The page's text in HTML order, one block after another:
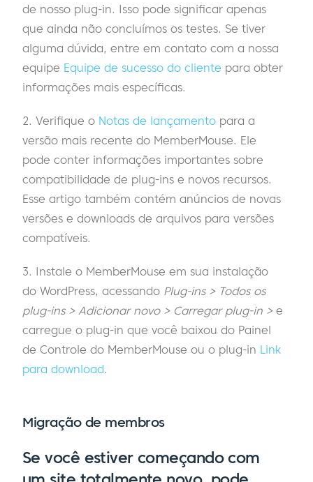
de nosso plug-in. Isso pode significar apenas
que ainda não concluímos os testes. Se tiver
alguma dúvida, entre em contato com a nossa
equipe Equipe de sucesso do cliente para obter
informações mais específicas.
2. Verifique o Notas de lançamento para a
versão mais recente do MemberMouse. Ele
pode conter informações importantes sobre
compatibilidade de plug-ins e novos recursos.
Esse artigo também contém anúncios de novas
versões e downloads de arquivos para versões
compatíveis.
3. Instale o MemberMouse em sua instalação
do WordPress, acessando Plug-ins > Todos os
plug-ins > Adicionar novo > Carregar plug-in > e
carregue o plug-in que você baixou do Painel
de Controle do MemberMouse ou o plug-in Link
para download.
Migração de membros
Se você estiver começando com